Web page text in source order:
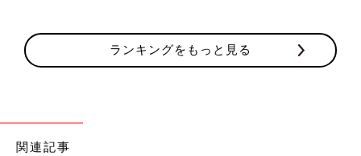
ランキングをもっと見る
関連記事